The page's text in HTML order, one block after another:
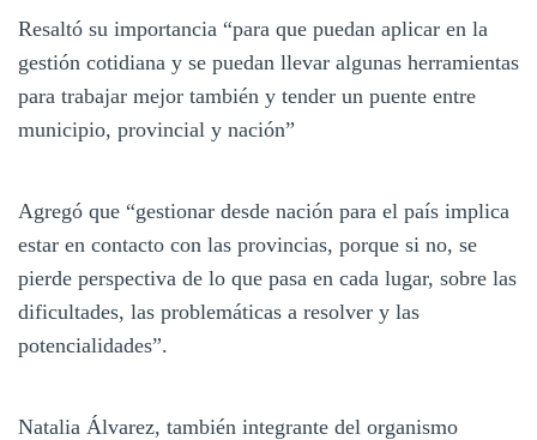
Resaltó su importancia “para que puedan aplicar en la
gestión cotidiana y se puedan llevar algunas herramientas
para trabajar mejor también y tender un puente entre
municipio, provincial y nación”
Agregó que “gestionar desde nación para el país implica
estar en contacto con las provincias, porque si no, se
pierde perspectiva de lo que pasa en cada lugar, sobre las
dificultades, las problemáticas a resolver y las
potencialidades”.
Natalia Álvarez, también integrante del organismo